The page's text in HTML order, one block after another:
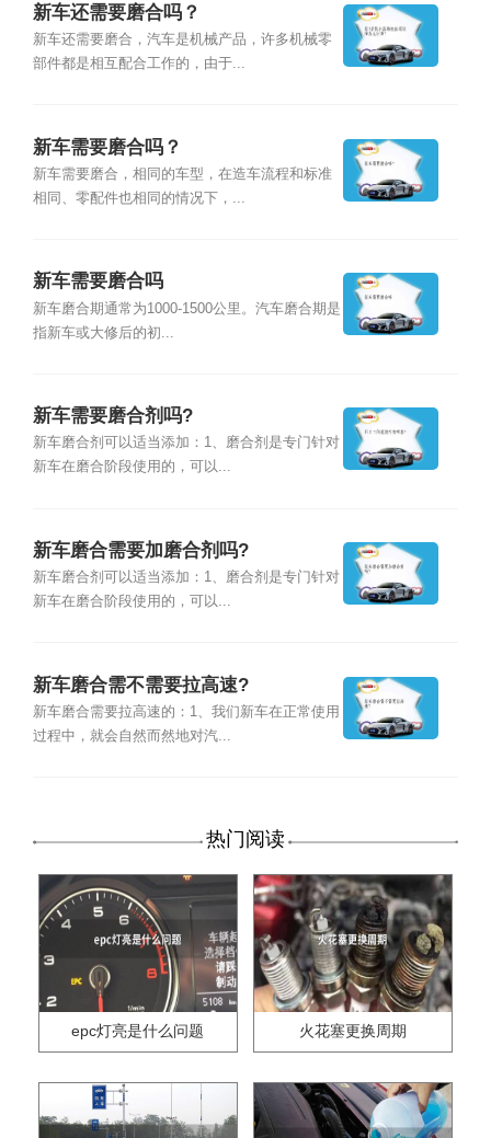
新车还需要磨合吗？
新车还需要磨合，汽车是机械产品，许多机械零
部件都是相互配合工作的，由于...
新车需要磨合吗？
新车需要磨合，相同的车型，在造车流程和标准
相同、零配件也相同的情况下，...
新车需要磨合吗
新车磨合期通常为1000-1500公里。汽车磨合期是
指新车或大修后的初...
新车需要磨合剂吗?
新车磨合剂可以适当添加：1、磨合剂是专门针对
新车在磨合阶段使用的，可以...
新车磨合需要加磨合剂吗?
新车磨合剂可以适当添加：1、磨合剂是专门针对
新车在磨合阶段使用的，可以...
新车磨合需不需要拉高速?
新车磨合需要拉高速的：1、我们新车在正常使用
过程中，就会自然而然地对汽...
热门阅读
epc灯亮是什么问题 火花塞更换周期